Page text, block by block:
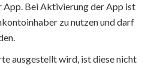
App. Bei Aktivierung der App ist
zu nutzen und darf
ausgestellt wird, ist diese nicht